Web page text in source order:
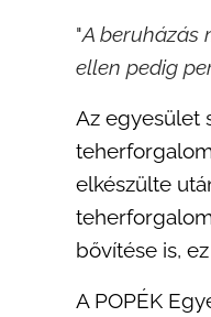
"A beruházás
ellen pedig
Az egyesület
elkészülte
bővítése is,
A POPÉK